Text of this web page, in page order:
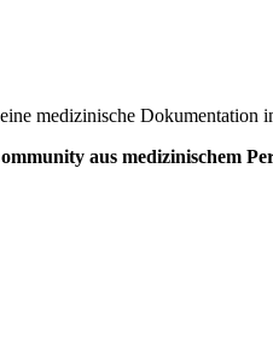
medizinische
aus medizinischem